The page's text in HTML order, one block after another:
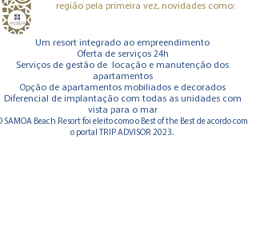
região pela primeira vez, novidades como:
Um resort integrado ao empreendimento
Oferta de serviços 24h
Serviços de gestão de locação e manutenção dos
apartamentos
Opção de apartamentos mobiliados e decorados
Diferencial de implantação com todas as unidades com
vista para o mar
SAMOA Beach Resort foi eleito como o Best of the Bestde acordo com
o portal TRIP ADVISOR 2023.